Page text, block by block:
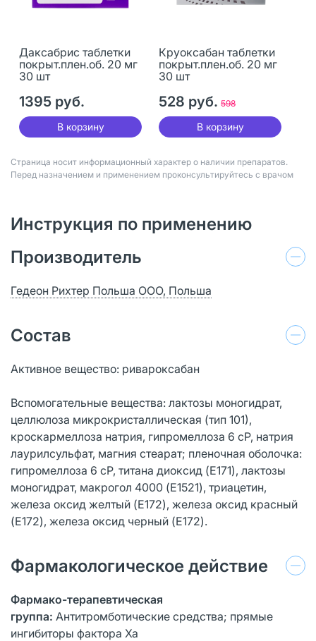
Даксабрис таблетки
покрыт.плен.об. 20 мг
30 шт
1395 руб.
В корзину
Круоксабан таблетки
покрыт.плен.об. 20 мг
30 шт
528 руб. 598
В корзину
Страница носит информационный характер о наличии препаратов.
Перед назначением и применением проконсультируйтесь с врачом
Инструкция по применению
Производитель
Гедеон Рихтер Польша ООО, Польша
Состав
Активное вещество: ривароксабан
Вспомогательные вещества: лактозы моногидрат,
целлюлоза микрокристаллическая (тип 101),
кроскармеллоза натрия, гипромеллоза 6 cP, натрия
лаурилсульфат, магния стеарат; пленочная оболочка:
гипромеллоза 6 cP, титана диоксид (E171), лактозы
моногидрат, макрогол 4000 (E1521), триацетин,
железа оксид желтый (E172), железа оксид красный
(E172), железа оксид черный (E172).
Фармакологическое действие
Фармако-терапевтическая
группа: Антитромботические средства; прямые
ингибиторы фактора Ха